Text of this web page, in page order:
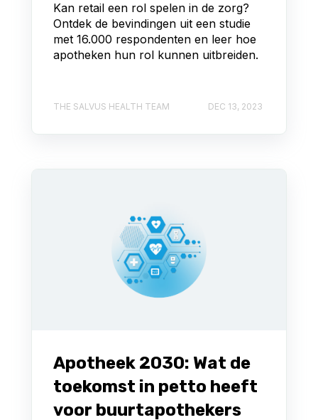
Kan retail een rol spelen in de zorg?
Ontdek de bevindingen uit een studie
met 16.000 respondenten en leer hoe
apotheken hun rol kunnen uitbreiden.
THE SALVUS HEALTH TEAM DEC 13, 2023
Apotheek 2030: Wat de
toekomst in petto heeft
voor buurtapothekers